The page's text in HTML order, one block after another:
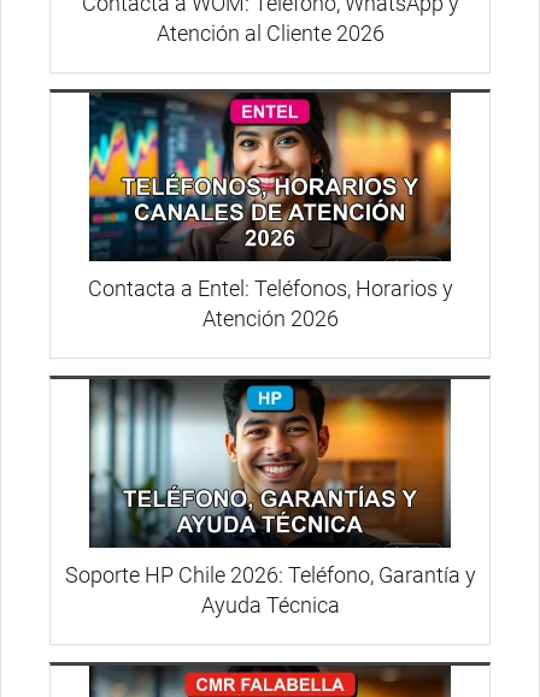
Atención al Cliente 2026
Contacta a Entel: Teléfonos, Horarios y
Atención 2026
Soporte HP Chile 2026: Teléfono, Garantía y
Ayuda Técnica